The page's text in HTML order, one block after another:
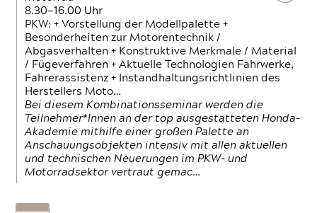
8.30—16.00 Uhr
PKW: + Vorstellung der Modellpalette +
Besonderheiten zur Motorentechnik /
Abgasverhalten + Konstruktive Merkmale / Material
/ Fügeverfahren + Aktuelle Technologien Fahrwerke,
Fahrerassistenz + Instandhaltungsrichtlinien des
Herstellers Moto…
Bei diesem Kombinationsseminar werden die
Teilnehmer*Innen an der top ausgestatteten Honda-
Akademie mithilfe einer großen Palette an
Anschauungsobjekten intensiv mit allen aktuellen
und technischen Neuerungen im PKW- und
Motorradsektor vertraut gemac…